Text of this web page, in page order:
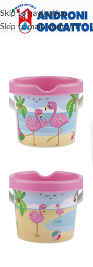
Skip to navigation
Skip to main content